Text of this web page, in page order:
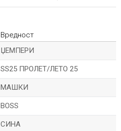
Вредност
ЏЕМПЕРИ
SS25 ПРОЛЕТ/ЛЕТО 25
МАШКИ
BOSS
СИНА